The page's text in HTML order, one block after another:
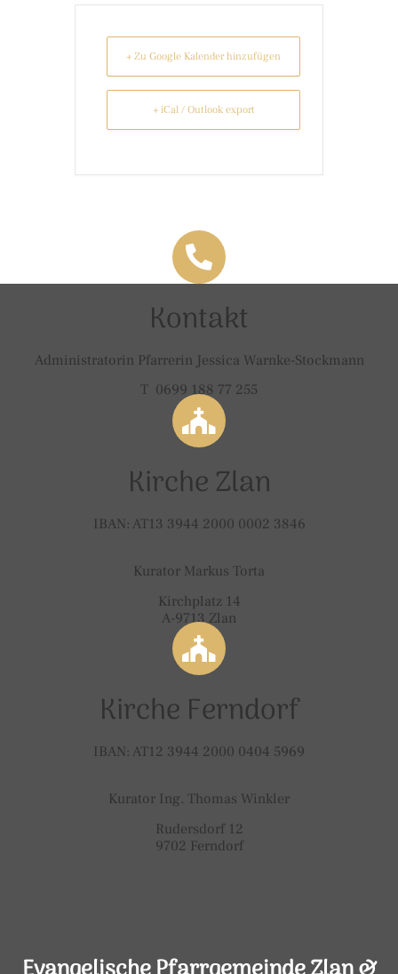
+ Zu Google Kalender hinzufügen
+ iCal / Outlook export
Kontakt
Administratorin Pfarrerin Jessica Warnke-Stockmann
T 0699 188 77 255
Kirche Zlan
IBAN: AT13 3944 2000 0002 3846
Kurator Markus Torta
Kirchplatz 14
A-9713 Zlan
Kirche Ferndorf
IBAN: AT12 3944 2000 0404 5969
Kurator Ing. Thomas Winkler
Rudersdorf 12
9702 Ferndorf